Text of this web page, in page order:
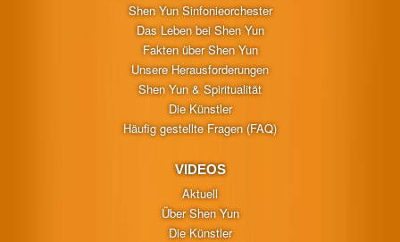
Shen Yun Sinfonieorchester
Das Leben bei Shen Yun
Fakten über Shen Yun
Unsere Herausforderungen
Shen Yun & Spiritualität
Die Künstler
Häufig gestellte Fragen (FAQ)
VIDEOS
Aktuell
Über Shen Yun
Die Künstler